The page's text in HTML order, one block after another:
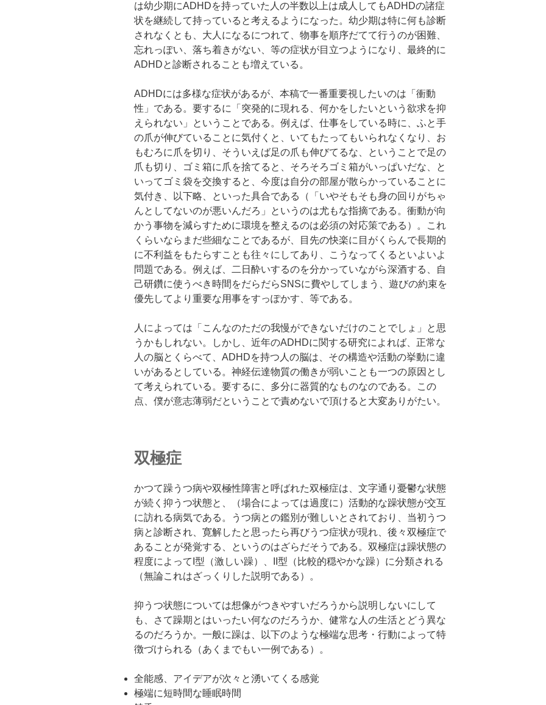
は幼少期にADHDを持っていた人の半数以上は成人してもADHDの諸症
状を継続して持っていると考えるようになった。幼少期は特に何も診断
されなくとも、大人になるにつれて、物事を順序だてて行うのが困難、
忘れっぽい、落ち着きがない、等の症状が目立つようになり、最終的に
ADHDと診断されることも増えている。
ADHDには多様な症状があるが、本稿で一番重要視したいのは「衝動
性」である。要するに「突発的に現れる、何かをしたいという欲求を抑
えられない」ということである。例えば、仕事をしている時に、ふと手
の爪が伸びていることに気付くと、いてもたってもいられなくなり、お
もむろに爪を切り、そういえば足の爪も伸びてるな、ということで足の
爪も切り、ゴミ箱に爪を捨てると、そろそろゴミ箱がいっぱいだな、と
いってゴミ袋を交換すると、今度は自分の部屋が散らかっていることに
気付き、以下略、といった具合である（「いやそもそも身の回りがちゃ
んとしてないのが悪いんだろ」というのは尤もな指摘である。衝動が向
かう事物を減らすために環境を整えるのは必須の対応策である）。これ
くらいならまだ些細なことであるが、目先の快楽に目がくらんで長期的
に不利益をもたらすことも往々にしてあり、こうなってくるといよいよ
問題である。例えば、二日酔いするのを分かっていながら深酒する、自
己研鑽に使うべき時間をだらだらSNSに費やしてしまう、遊びの約束を
優先してより重要な用事をすっぽかす、等である。
人によっては「こんなのただの我慢ができないだけのことでしょ」と思
うかもしれない。しかし、近年のADHDに関する研究によれば、正常な
人の脳とくらべて、ADHDを持つ人の脳は、その構造や活動の挙動に違
いがあるとしている。神経伝達物質の働きが弱いことも一つの原因とし
て考えられている。要するに、多分に器質的なものなのである。この
点、僕が意志薄弱だということで責めないで頂けると大変ありがたい。
双極症
かつて躁うつ病や双極性障害と呼ばれた双極症は、文字通り憂鬱な状態
が続く抑うつ状態と、（場合によっては過度に）活動的な躁状態が交互
に訪れる病気である。うつ病との鑑別が難しいとされており、当初うつ
病と診断され、寛解したと思ったら再びうつ症状が現れ、後々双極症で
あることが発覚する、というのはざらだそうである。双極症は躁状態の
程度によってI型（激しい躁）、II型（比較的穏やかな躁）に分類される
（無論これはざっくりした説明である）。
抑うつ状態については想像がつきやすいだろうから説明しないにして
も、さて躁期とはいったい何なのだろうか、健常な人の生活とどう異な
るのだろうか。一般に躁は、以下のような極端な思考・行動によって特
徴づけられる（あくまでもい一例である）。
全能感、アイデアが次々と湧いてくる感覚
極端に短時間な睡眠時間